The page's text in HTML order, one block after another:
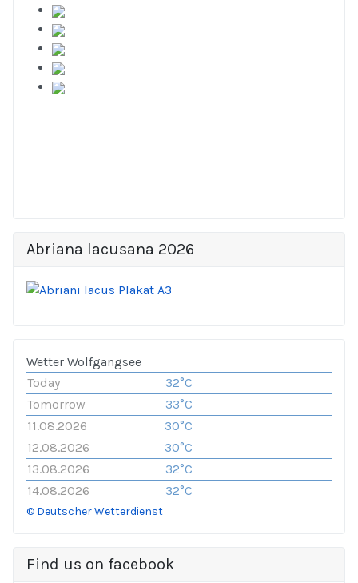
Abriana lacusana 2026
Wetter Wolfgangsee
Today
32°C
Tomorrow
33°C
11.08.2026
30°C
12.08.2026
30°C
13.08.2026
32°C
14.08.2026
32°C
© Deutscher Wetterdienst
Find us on facebook